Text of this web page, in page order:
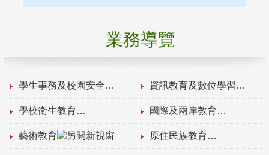
業務導覽
學生事務及校園安全 資訊教育及數位學習
學校衛生教育 國際及兩岸教育
藝術教育 原住民族教育